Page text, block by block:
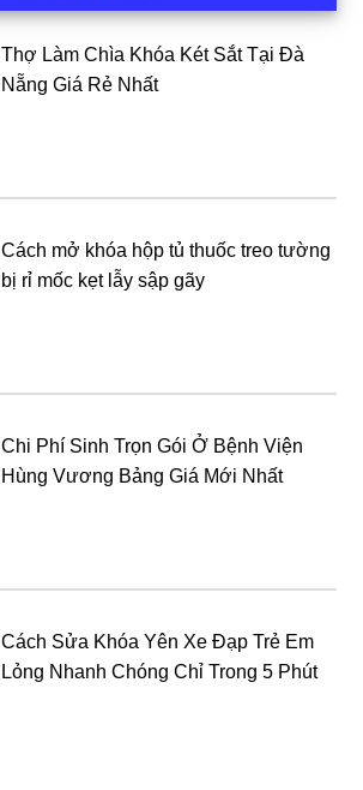
Thợ Làm Chìa Khóa Két Sắt Tại Đà
Nẵng Giá Rẻ Nhất
Cách mở khóa hộp tủ thuốc treo tường
bị rỉ mốc kẹt lẫy sập gãy
Chi Phí Sinh Trọn Gói Ở Bệnh Viện
Hùng Vương Bảng Giá Mới Nhất
Cách Sửa Khóa Yên Xe Đạp Trẻ Em
Lỏng Nhanh Chóng Chỉ Trong 5 Phút